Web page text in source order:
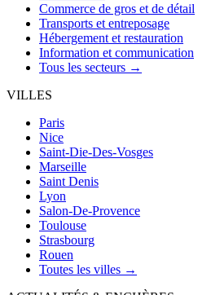
Commerce de gros et de détail
Transports et entreposage
Hébergement et restauration
Information et communication
Tous les secteurs →
VILLES
Paris
Nice
Saint-Die-Des-Vosges
Marseille
Saint Denis
Lyon
Salon-De-Provence
Toulouse
Strasbourg
Rouen
Toutes les villes →